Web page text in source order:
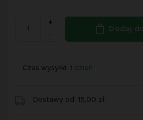
+
Dodaj
Czas wysyłki: 1 dzień
Dostawy od: 15,00 zł